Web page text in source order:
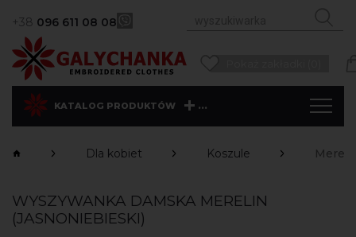
+38 096 611 08 08
KATALOG PRODUKTÓW ...
Dla kobiet Koszule
WYSZYWANKA DAMSKA MERELIN
(JASNONIEBIESKI)